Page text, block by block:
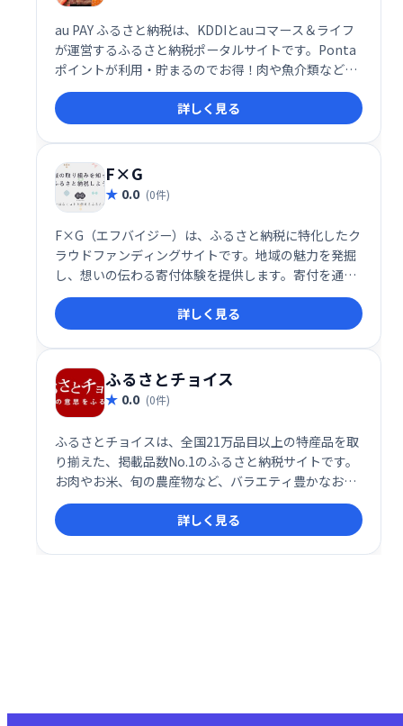
au PAY ふるさと納税は、KDDIとauコマース＆ライフ
が運営するふるさと納税ポータルサイトです。Ponta
ポイントが利用・貯まるのでお得！肉や魚介類など、
魅力的な返礼品を多数取り揃えています。お好みの特
産品を見つけて、ふるさと納税を簡単に始めましょ
う！
詳しく見る
F×G
0.0 (0件)
F×G（エフバイジー）は、ふるさと納税に特化したク
ラウドファンディングサイトです。地域の魅力を発掘
し、想いの伝わる寄付体験を提供します。寄付を通し
て、地方創生に貢献できます。
詳しく見る
ふるさとチョイス
0.0 (0件)
ふるさとチョイスは、全国21万品目以上の特産品を取
り揃えた、掲載品数No.1のふるさと納税サイトです。
お肉やお米、旬の農産物など、バラエティ豊かなお礼
の品から選べます。ランキングや寄附上限額シミュレ
ーションも完備しているので、初めての方でも安心し
てお使いいただけます。クレジットカード決済にも対
応。あなたにぴったりの返礼品を見つけて、ふるさと
詳しく見る